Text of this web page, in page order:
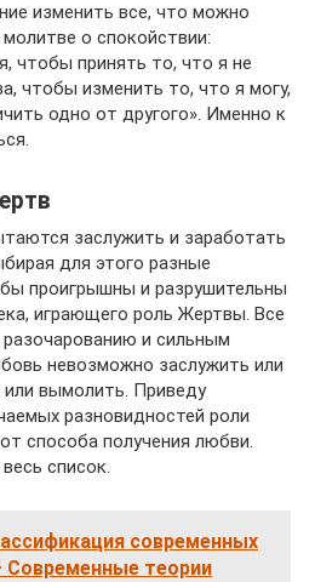
изменить все, что можно
о спокойствии:
чтобы принять то, что я не
чтобы изменить то, что я могу,
одно от другого». Именно к
заслужить и заработать
для этого разные
проигрышны и разрушительны
играющего роль Жертвы. Все
и сильным
невозможно заслужить или
вымолить. Приведу
разновидностей роли
способа получения любви.
список.
современных
Современные теории